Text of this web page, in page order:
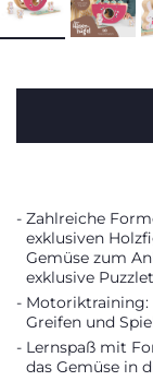
Zahlreiche
exklusiven
Gemüse zum
exklusive
Motoriktraining:
Greifen und
Lernspaß mit
das Gemüse in